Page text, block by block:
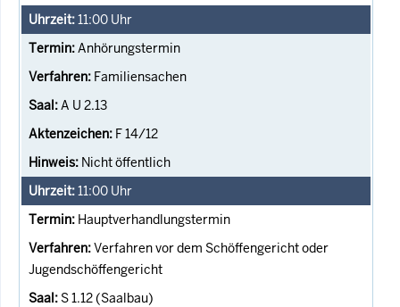
11:00 Uhr
Anhörungstermin
Familiensachen
A U 2.13
F 14/12
Nicht öffentlich
11:00 Uhr
Hauptverhandlungstermin
Verfahren vor dem Schöffengericht oder
Jugendschöffengericht
S 1.12 (Saalbau)